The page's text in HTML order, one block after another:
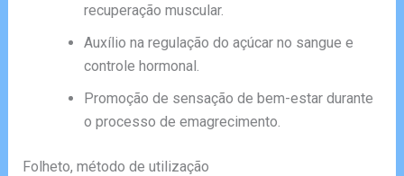
recuperação muscular.
Auxílio na regulação do açúcar no sangue e
controle hormonal.
Promoção de sensação de bem-estar durante
o processo de emagrecimento.
Folheto, método de utilização